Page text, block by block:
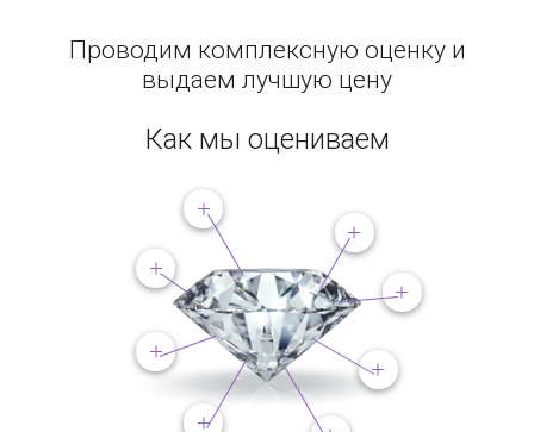
Проводим комплексную оценку и
выдаем лучшую цену
Как мы оцениваем